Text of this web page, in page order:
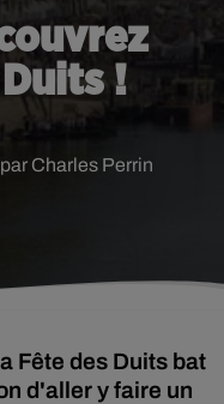
Duits !
Charles Perrin
Fête des Duits bat
d'aller y faire un